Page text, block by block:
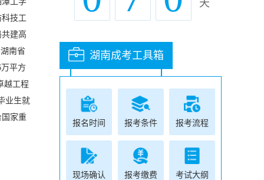
技工
共建高
南省
平方
越工程
业生就
国家重
天
湖南成考工具箱
报名时间 报考条件 报考流程
现场确认 报考缴费 考试大纲